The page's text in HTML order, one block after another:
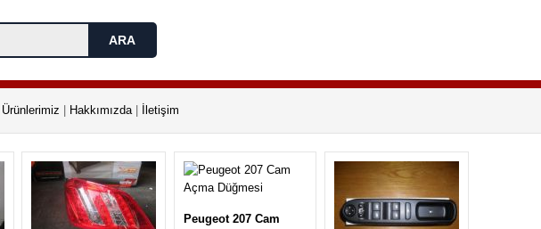
Ürünlerimiz Hakkımızda| İletişim
Peugeot 207 Cam